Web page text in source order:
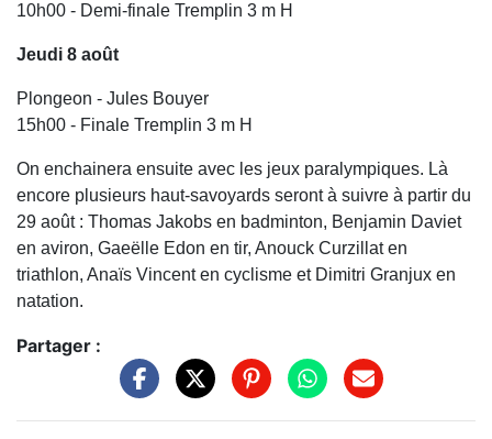
10h00 - Demi-finale Tremplin 3 m H
Jeudi 8 août
Plongeon - Jules Bouyer
15h00 - Finale Tremplin 3 m H
On enchainera ensuite avec les jeux paralympiques. Là
encore plusieurs haut-savoyards seront à suivre à partir du
29 août : Thomas Jakobs en badminton, Benjamin Daviet
en aviron, Gaeëlle Edon en tir, Anouck Curzillat en
triathlon, Anaïs Vincent en cyclisme et Dimitri Granjux en
natation.
Partager :